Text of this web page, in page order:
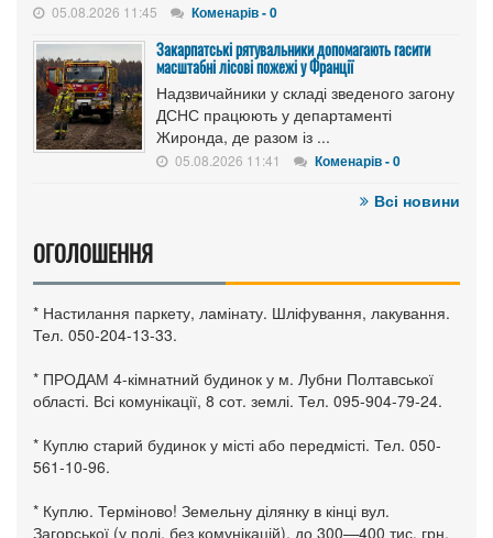
05.08.2026 11:45 Коменарів - 0
Закарпатські рятувальники допомагають гасити
масштабні лісові пожежі у Франції
Надзвичайники у складі зведеного загону
ДСНС працюють у департаменті
Жиронда, де разом із ...
05.08.2026 11:41 Коменарів - 0
Всі новини
ОГОЛОШЕННЯ
* Настилання паркету, ламінату. Шліфування, лакування.
Тел. 050-204-13-33.
* ПРОДАМ 4-кімнатний будинок у м. Лубни Полтавської
області. Всі комунікації, 8 сот. землі. Тел. 095-904-79-24.
* Куплю старий будинок у місті або передмісті. Тел. 050-
561-10-96.
* Куплю. Терміново! Земельну ділянку в кінці вул.
Загорської (у полі, без комунікацій), до 300—400 тис. грн.